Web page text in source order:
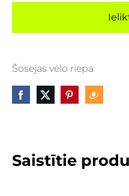
Šosejas velo riepa
Saistītie